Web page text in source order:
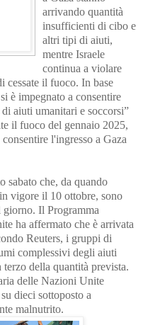
arrivando quantità
insufficienti di cibo e
altri tipi di aiuti,
mentre Israele
continua a violare
cessate il fuoco. In base
è impegnato a consentire
aiuti umanitari e soccorsi”
il fuoco del gennaio 2025,
l'ingresso a Gaza
sabato che, da quando
vigore il 10 ottobre, sono
Il Programma
ha affermato che è arrivata
Reuters, i gruppi di
complessivi degli aiuti
della quantità prevista.
delle Nazioni Unite
dieci sottoposto a
malnutrito.